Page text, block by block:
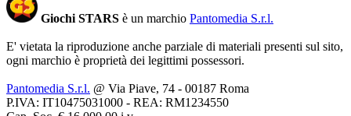
Giochi STARS è un marchio Pantomedia S.r.l.
E' vietata la riproduzione anche parziale di materiali presenti sul sito,
ogni marchio è proprietà dei legittimi possessori.
Pantomedia S.r.l. @ Via Piave, 74 - 00187 Roma
P.IVA: IT10475031000 - REA: RM1234550